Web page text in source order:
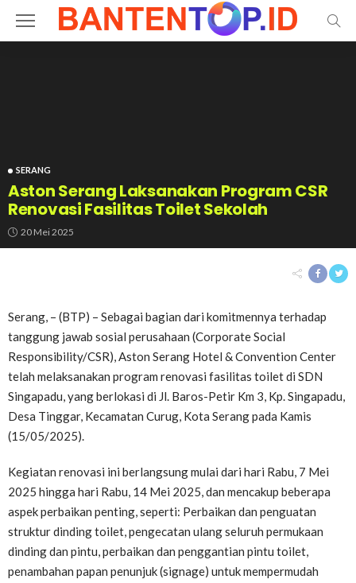
SERANG
Aston Serang Laksanakan Program CSR
Renovasi Fasilitas Toilet Sekolah
20 Mei 2025
Serang, – (BTP) – Sebagai bagian dari komitmennya terhadap
tanggung jawab sosial perusahaan (Corporate Social
Responsibility/CSR), Aston Serang Hotel & Convention Center
telah melaksanakan program renovasi fasilitas toilet di SDN
Singapadu, yang berlokasi di Jl. Baros-Petir Km 3, Kp. Singapadu,
Desa Tinggar, Kecamatan Curug, Kota Serang pada Kamis
(15/05/2025).
Kegiatan renovasi ini berlangsung mulai dari hari Rabu, 7 Mei
2025 hingga hari Rabu, 14 Mei 2025, dan mencakup beberapa
aspek perbaikan penting, seperti: Perbaikan dan penguatan
struktur dinding toilet, pengecatan ulang seluruh permukaan
dinding dan pintu, perbaikan dan penggantian pintu toilet,
penambahan papan penunjuk (signage) untuk mempermudah